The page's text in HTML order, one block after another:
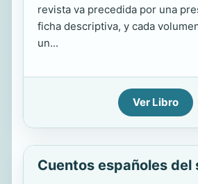
revista va precedida por una
ficha descriptiva, y cada
un...
Ver Libro
Cuentos españoles del